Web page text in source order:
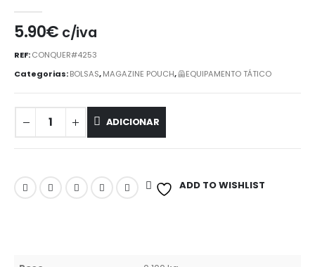
5.90€ c/iva
REF:CONQUER#4253
Categorias:BOLSAS,MAGAZINE POUCH,🦺EQUIPAMENTO TÁTICO
ADICIONAR
ADD TO WISHLIST